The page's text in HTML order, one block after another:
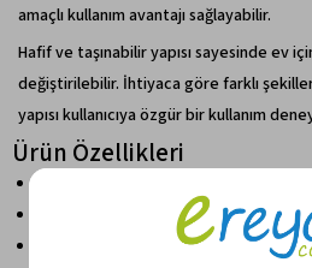
amaçlı kullanım avantajı sağlayabilir.
Hafif ve taşınabilir yapısı sayesinde ev
değiştirilebilir. İhtiyaca göre farklı
yapısı kullanıcıya özgür bir kullanım
Ürün Özellikleri
Tekli koltuk, yer yatağı ve yer minderi
Fermuarlı ve ayrılabilir minder sistemi
Kolay açılıp kapanabilen modüler yapı